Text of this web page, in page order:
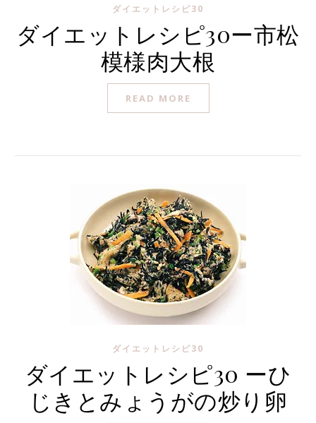
ダイエットレシピ30
ダイエットレシピ30ー市松
模様肉大根
READ MORE
ダイエットレシピ30
ダイエットレシピ30 ーひ
じきとみょうがの炒り卵